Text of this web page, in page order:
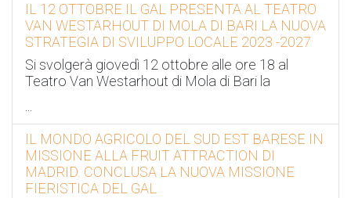
IL 12 OTTOBRE IL GAL PRESENTA AL TEATRO
VAN WESTARHOUT DI MOLA DI BARI LA NUOVA
STRATEGIA DI SVILUPPO LOCALE 2023 -2027
Si svolgerà giovedì 12 ottobre alle ore 18 al
Teatro Van Westarhout di Mola di Bari la
...
IL MONDO AGRICOLO DEL SUD EST BARESE IN
MISSIONE ALLA FRUIT ATTRACTION DI
MADRID. CONCLUSA LA NUOVA MISSIONE
FIERISTICA DEL GAL